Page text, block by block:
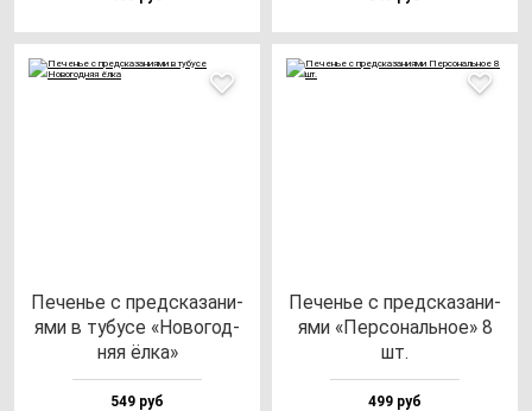
Печенье с пред­ска­за­ни­
ями в ту­бу­се «Ново­год­
няя ёл­ка»
549 руб
Печенье с пред­ска­за­ни­
ями «Пер­со­наль­ное» 8
шт.
499 руб